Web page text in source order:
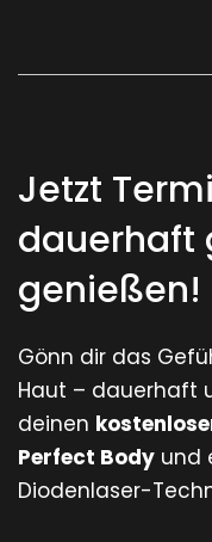
Jetzt
dauerhaft
genießen!
Gönn dir das
Haut – dauerhaft
deinen
Perfect Body und
Diodenlaser-